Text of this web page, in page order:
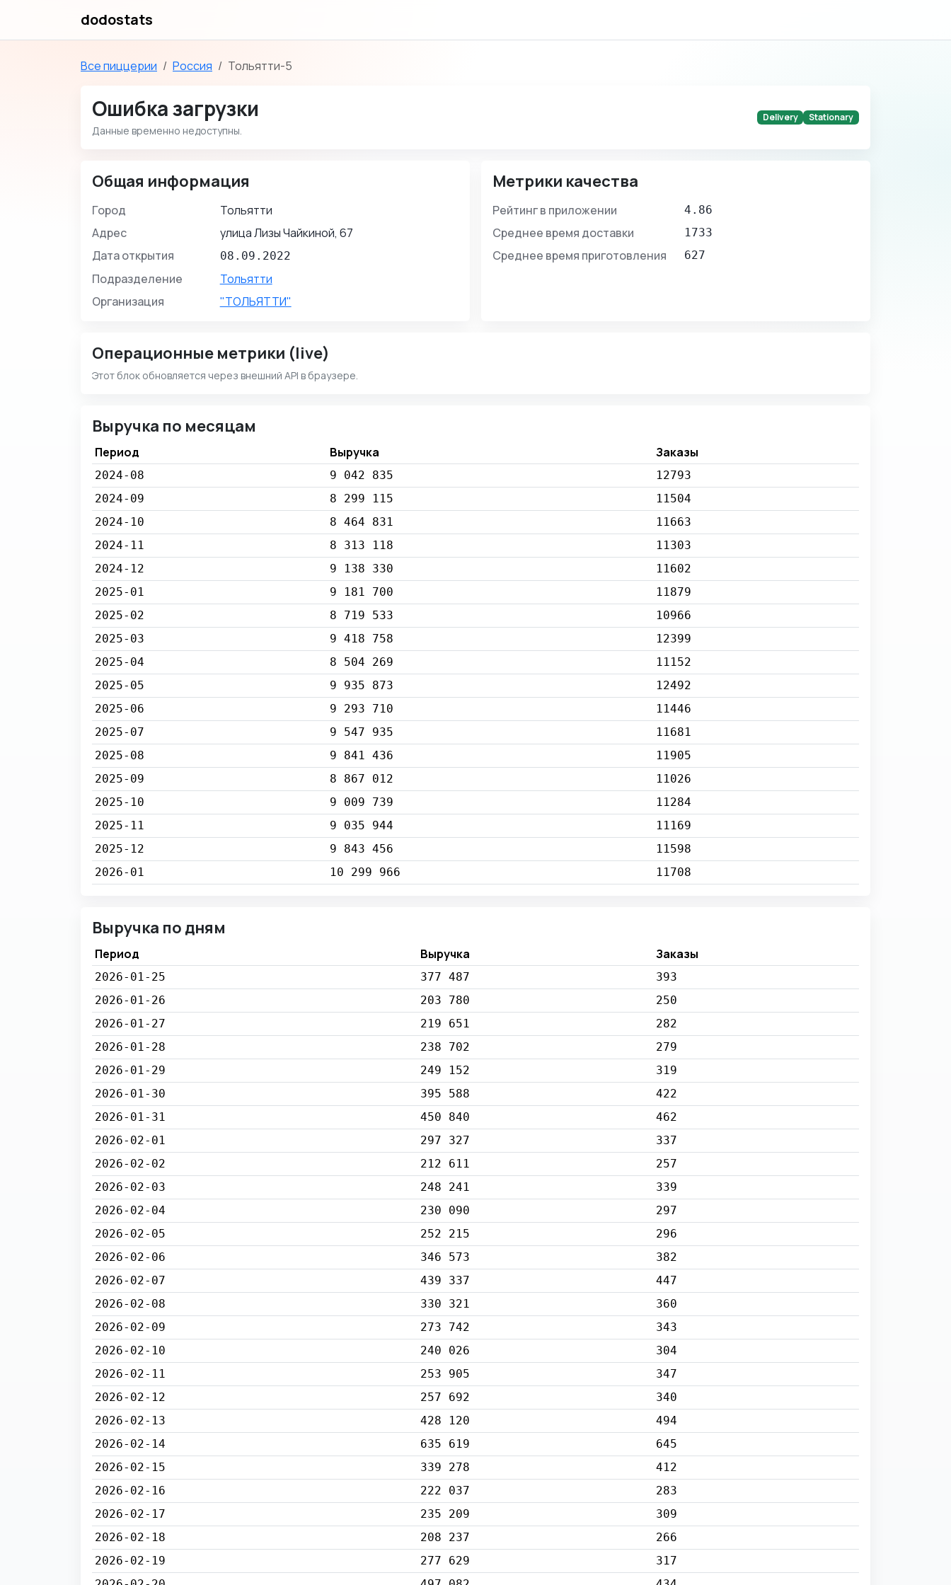
dodostats
Все пиццерии Россия Тольятти-5
Ошибка загрузки
Данные временно недоступны.
Delivery Stationary
Общая информация
Город
Тольятти
Адрес
улица Лизы Чайкиной, 67
Дата открытия
08.09.2022
Подразделение
Тольятти
Организация
"ТОЛЬЯТТИ"
Метрики качества
Рейтинг в приложении 4.86
Среднее время доставки 1733
Среднее время приготовления 627
Операционные метрики (live)
Этот блок обновляется через внешний API в браузере.
Выручка по месяцам
Период Выручка Заказы
2024-08 9 042 835
12793
2024-09
8 299 115
11504
2024-10
8 464 831
11663
2024-11
8 313 118
11303
2024-12
9 138 330
11602
2025-01
9 181 700
11879
2025-02
8 719 533
10966
2025-03
9 418 758
12399
2025-04
8 504 269
11152
2025-05
9 935 873
12492
2025-06
9 293 710
11446
2025-07
9 547 935
11681
2025-08
9 841 436
11905
2025-09
8 867 012
11026
2025-10
9 009 739
11284
2025-11
9 035 944
11169
2025-12
9 843 456
11598
2026-01
10 299 966 11708
Выручка по дням
Период Выручка Заказы
2026-01-25 377 487
393
2026-01-26
203 780
250
2026-01-27
219 651
282
2026-01-28
238 702
279
2026-01-29
249 152
319
2026-01-30
395 588
422
2026-01-31
450 840
462
2026-02-01
297 327
337
2026-02-02
212 611
257
2026-02-03
248 241
339
2026-02-04
230 090
297
2026-02-05
252 215
296
2026-02-06
346 573
382
2026-02-07
439 337
447
2026-02-08
330 321
360
2026-02-09
273 742
343
2026-02-10
240 026
304
2026-02-11
253 905
347
2026-02-12
257 692
340
2026-02-13
428 120
494
2026-02-14
635 619
645
2026-02-15
339 278
412
2026-02-16
222 037
283
2026-02-17
235 209
309
2026-02-18
208 237
266
2026-02-19
277 629
317